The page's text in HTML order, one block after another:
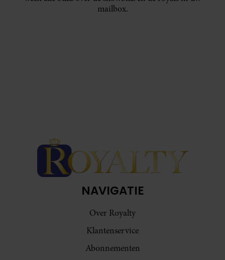
mailbox.
NAVIGATIE
Over Royalty
Klantenservice
Abonnementen